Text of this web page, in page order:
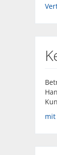
mit